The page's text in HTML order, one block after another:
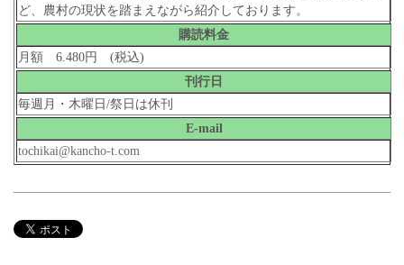
ど、農村の現状を踏まえながら紹介しております。
購読料金
月額 6.480円 (税込)
刊行日
毎週月・木曜日/祭日は休刊
E-mail
tochikai@kancho-t.com